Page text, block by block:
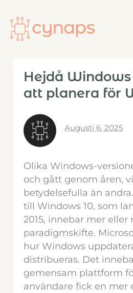
till
innehåll
Hejdå Windows
att planera för
Augusti 6, 2025
Olika Windows-
och gått genom åren,
betydelsefulla än
till Windows 10, som
2015, innebar mer
paradigmskifte.
hur Windows
distribueras. Det
gemensam plattform
användare fick en mer